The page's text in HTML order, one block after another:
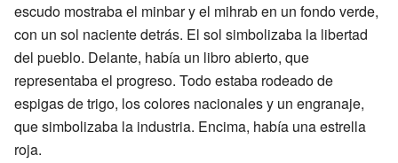
escudo mostraba el minbar y el mihrab en un fondo verde,
con un sol naciente detrás. El sol simbolizaba la libertad
del pueblo. Delante, había un libro abierto, que
representaba el progreso. Todo estaba rodeado de
espigas de trigo, los colores nacionales y un engranaje,
que simbolizaba la industria. Encima, había una estrella
roja.